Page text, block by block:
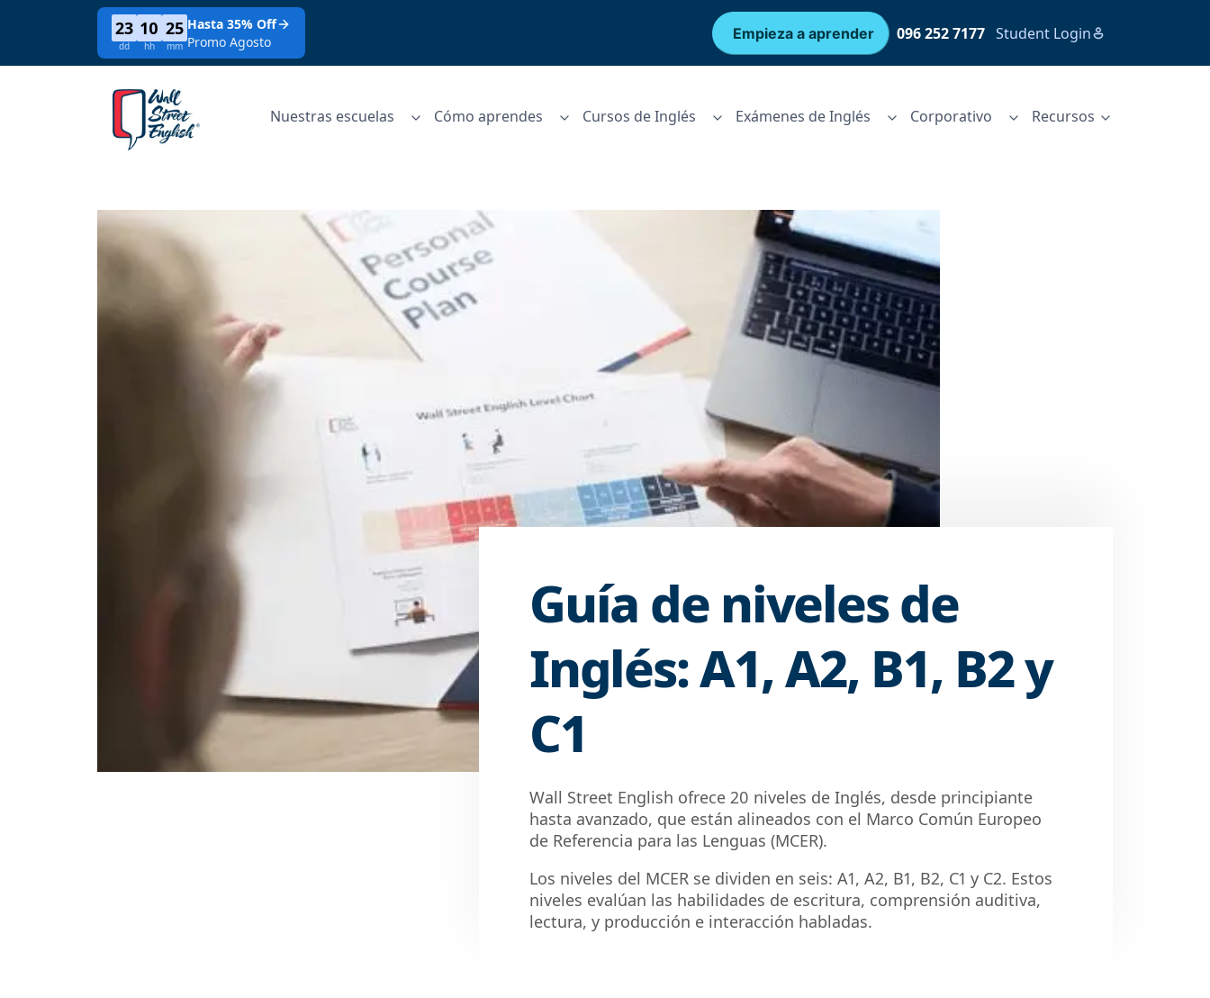
23
dd
10
hh
25
mm
Hasta 35% Off
Promo Agosto
Empieza a aprender 096 252 7177 Student Login
Nuestras escuelas Cómo aprendes Cursos de Inglés Exámenes de Inglés Corporativo Recursos
Guía de niveles de
Inglés: A1, A2, B1, B2 y
C1
Wall Street English ofrece 20 niveles de Inglés, desde principiante
hasta avanzado, que están alineados con el Marco Común Europeo
de Referencia para las Lenguas (MCER).
Los niveles del MCER se dividen en seis: A1, A2, B1, B2, C1 y C2. Estos
niveles evalúan las habilidades de escritura, comprensión auditiva,
lectura, y producción e interacción habladas.